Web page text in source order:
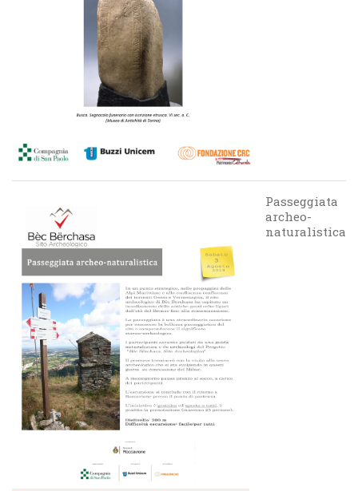
Passeggiata
archeo-
naturalistica